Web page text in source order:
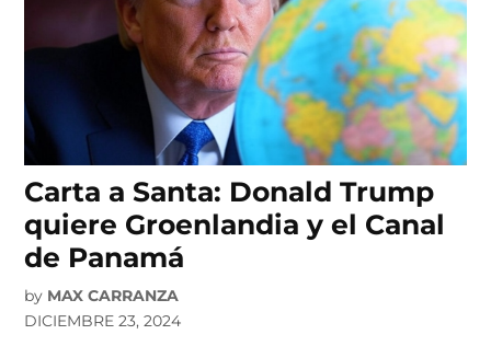
Carta a Santa: Donald Trump
quiere Groenlandia y el Canal
de Panamá
by MAX CARRANZA
DICIEMBRE 23, 2024